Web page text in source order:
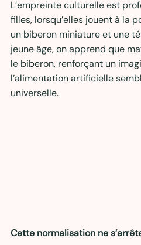
L’empreinte culturelle est
filles, lorsqu’elles jouent à la
un biberon miniature et une
jeune âge, on apprend que
le biberon, renforçant un
l’alimentation artificielle
universelle.
Cette normalisation ne